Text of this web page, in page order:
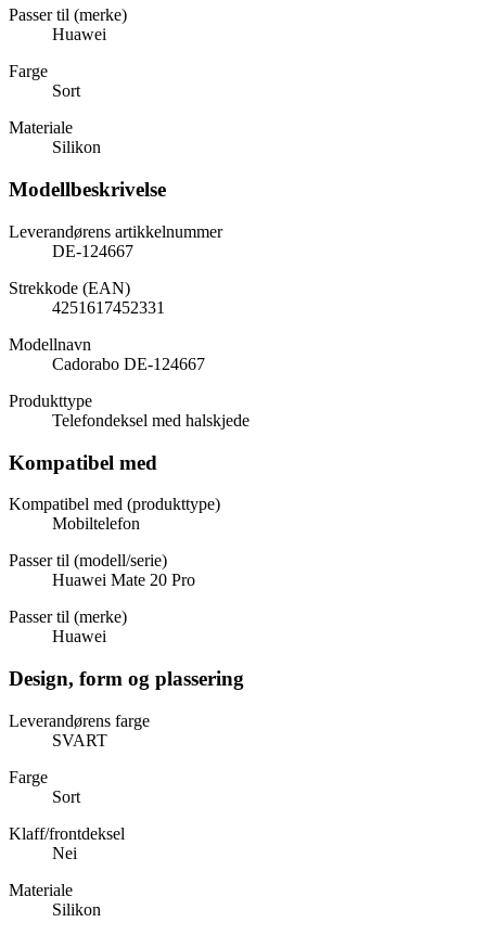
Passer til (merke)
Huawei
Farge
Sort
Materiale
Silikon
Modellbeskrivelse
Leverandørens artikkelnummer
DE-124667
Strekkode (EAN)
4251617452331
Modellnavn
Cadorabo DE-124667
Produkttype
Telefondeksel med halskjede
Kompatibel med
Kompatibel med (produkttype)
Mobiltelefon
Passer til (modell/serie)
Huawei Mate 20 Pro
Passer til (merke)
Huawei
Design, form og plassering
Leverandørens farge
SVART
Farge
Sort
Klaff/frontdeksel
Nei
Materiale
Silikon